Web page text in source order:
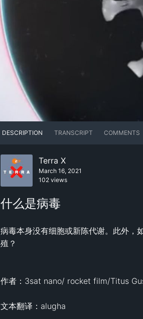
DESCRIPTION TRANSCRIPT COMMENTS
Terra X
March 16, 2021
102 views
什么是病毒
病毒本身没有细胞或新陈代谢。此外，
殖？
作者：3sat nano/ rocket film/Titus
文本翻译：alugha